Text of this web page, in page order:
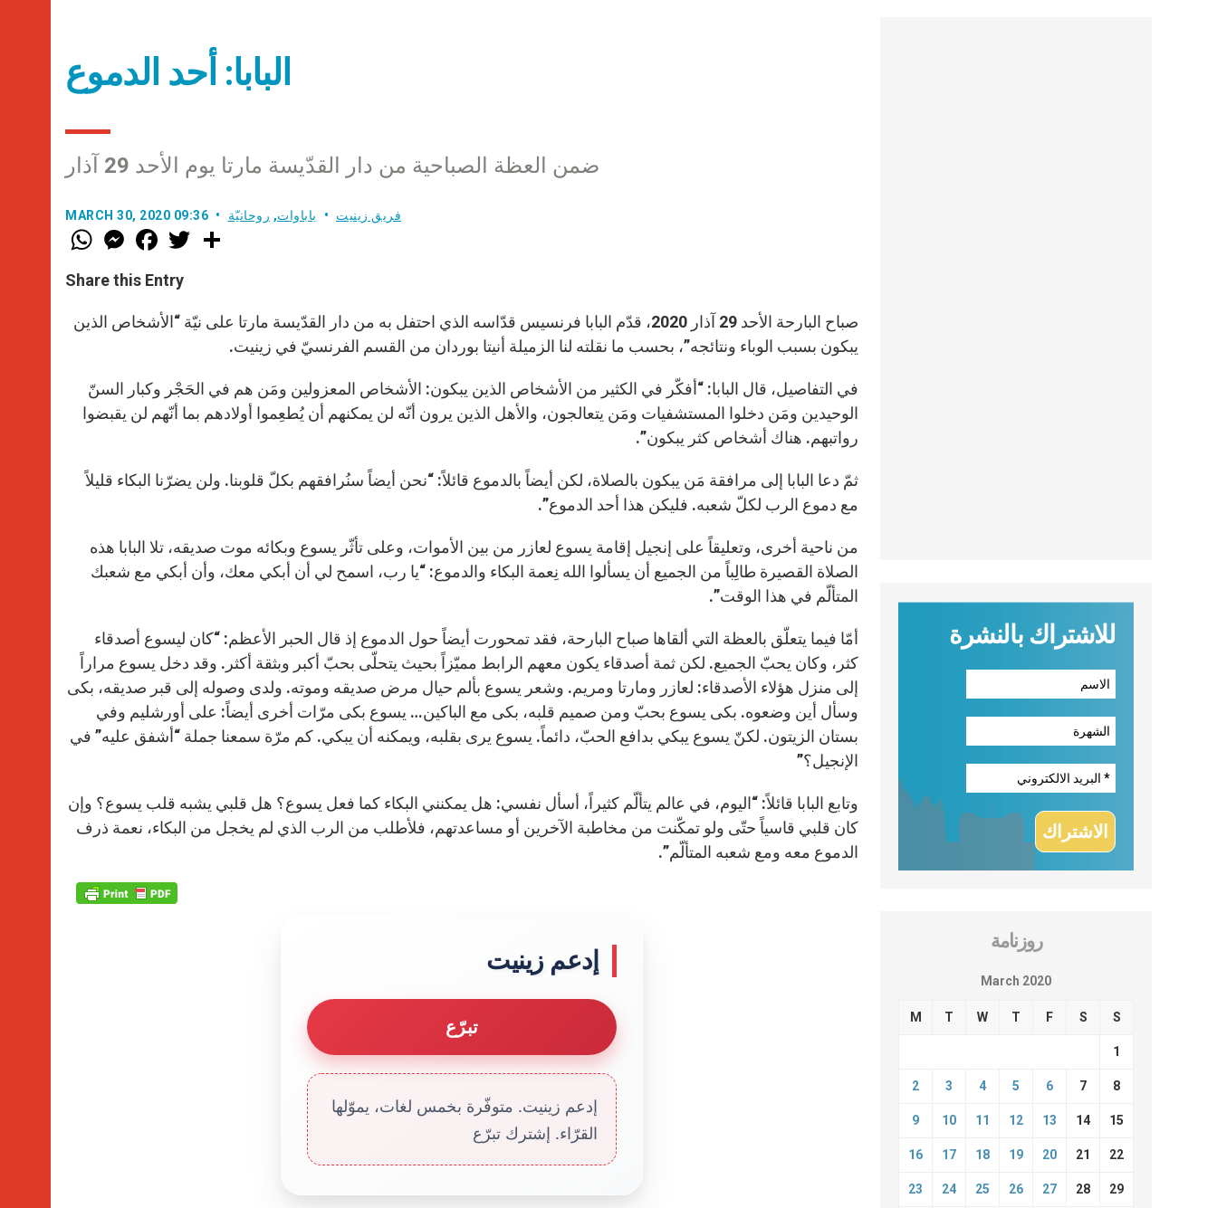
البابا: أحد الدموع
ضمن العظة الصباحية من دار القدّيسة مارتا يوم الأحد 29 آذار
MARCH 30, 2020 09:36 فريق زينيت باباوات, روحانيّة
W
h
t
s
p
p
M
e
s
e
g
e
F
a
e
b
o
k
w
r
Share this Entry
صباح البارحة الأحد 29 آذار 2020، قدّم البابا فرنسيس قدّاسه الذي احتفل به من دار القدّيسة مارتا على نيّة “الأشخاص الذين
يبكون بسبب الوباء ونتائجه”، بحسب ما نقلته لنا الزميلة أنيتا بوردان من القسم الفرنسيّ في زينيت.
في التفاصيل، قال البابا: “أفكّر في الكثير من الأشخاص الذين يبكون: الأشخاص المعزولين ومَن هم في الحَجْر وكبار السنّ
الوحيدين ومَن دخلوا المستشفيات ومَن يتعالجون، والأهل الذين يرون أنّه لن يمكنهم أن يُطعِموا أولادهم بما أنّهم لن يقبضوا
رواتبهم. هناك أشخاص كثر يبكون”.
ثمّ دعا البابا إلى مرافقة مَن يبكون بالصلاة، لكن أيضاً بالدموع قائلاً: “نحن أيضاً سنُرافقهم بكلّ قلوبنا. ولن يضرّنا البكاء قليلاً
مع دموع الرب لكلّ شعبه. فليكن هذا أحد الدموع”.
من ناحية أخرى، وتعليقاً على إنجيل إقامة يسوع لعازر من بين الأموات، وعلى تأثّر يسوع وبكائه موت صديقه، تلا البابا هذه
الصلاة القصيرة طالِباً من الجميع أن يسألوا الله نِعمة البكاء والدموع: “يا رب، اسمح لي أن أبكي معك، وأن أبكي مع شعبك
المتألّم في هذا الوقت”.
أمّا فيما يتعلّق بالعظة التي ألقاها صباح البارحة، فقد تمحورت أيضاً حول الدموع إذ قال الحبر الأعظم: “كان ليسوع أصدقاء
كثر، وكان يحبّ الجميع. لكن ثمة أصدقاء يكون معهم الرابط مميّزاً بحيث يتحلّى بحبّ أكبر وبثقة أكثر. وقد دخل يسوع مراراً
إلى منزل هؤلاء الأصدقاء: لعازر ومارتا ومريم. وشعر يسوع بألم حيال مرض صديقه وموته. ولدى وصوله إلى قبر صديقه، بكى
وسأل أين وضعوه. بكى يسوع بحبّ ومن صميم قلبه، بكى مع الباكين… يسوع بكى مرّات أخرى أيضاً: على أورشليم وفي
بستان الزيتون. لكنّ يسوع يبكي بدافع الحبّ، دائماً. يسوع يرى بقلبه، ويمكنه أن يبكي. كم مرّة سمعنا جملة “أشفق عليه” في
الإنجيل؟”
وتابع البابا قائلاً: “اليوم، في عالم يتألّم كثيراً، أسأل نفسي: هل يمكنني البكاء كما فعل يسوع؟ هل قلبي يشبه قلب يسوع؟ وإن
كان قلبي قاسياً حتّى ولو تمكّنت من مخاطبة الآخرين أو مساعدتهم، فلأطلب من الرب الذي لم يخجل من البكاء، نعمة ذرف
الدموع معه ومع شعبه المتألّم”.
إدعم زينيت
تبرّع
إدعم زينيت. متوفّرة بخمس لغات، يموّلها
القرّاء. إشترك تبرّع
للاشتراك بالنشرة
روزنامة
March 2020
M T W T F S S
1
2 3 4 5 6 7 8
9 10 11 12 13 14 15
16 17 18 19 20 21 22
23 24 25 26 27 28 29